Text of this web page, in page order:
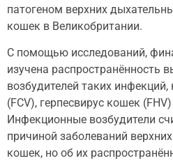
патогеном верхних
кошек в Великобритании.
С помощью исследований,
изучена распространённость
возбудителей таких
(FCV), герпесвирус кошек
Инфекционные возбудители
причиной заболеваний
кошек, но об их